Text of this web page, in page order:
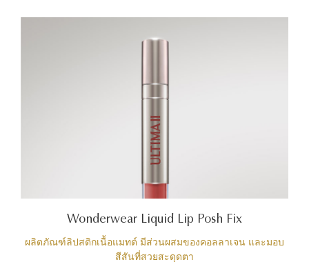
Wonderwear Liquid Lip Posh Fix
ผลิตภัณฑ์ลิปสติกเนื้อแมทต์ มีส่วนผสมของคอลลาเจน และมอบ
สีสันที่สวยสะดุดตา